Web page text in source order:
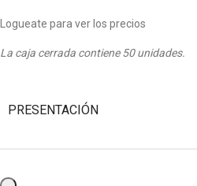
Logueate para ver los precios
La caja cerrada contiene 50 unidades.
PRESENTACIÓN